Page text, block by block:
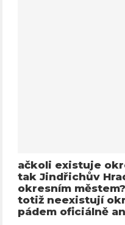
ačkoli existuje
tak Jindřichův
okresním
totiž neexistují
pádem oficiálně